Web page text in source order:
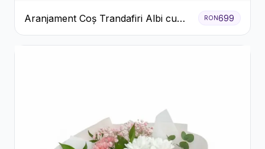
Aranjament Coș Trandafiri Albi cu
Accent Roșu
RON699